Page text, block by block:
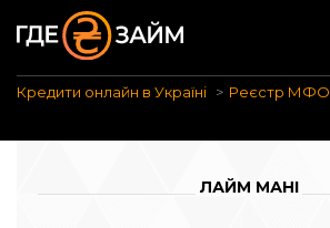
Кредити онлайн в Україні Реєстр МФО
ЛАЙМ МАНІ